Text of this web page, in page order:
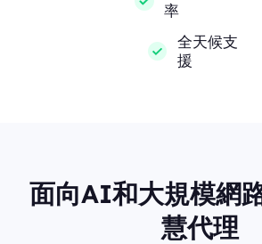
率
全天候支
援
面向AI和大規模網
慧代理